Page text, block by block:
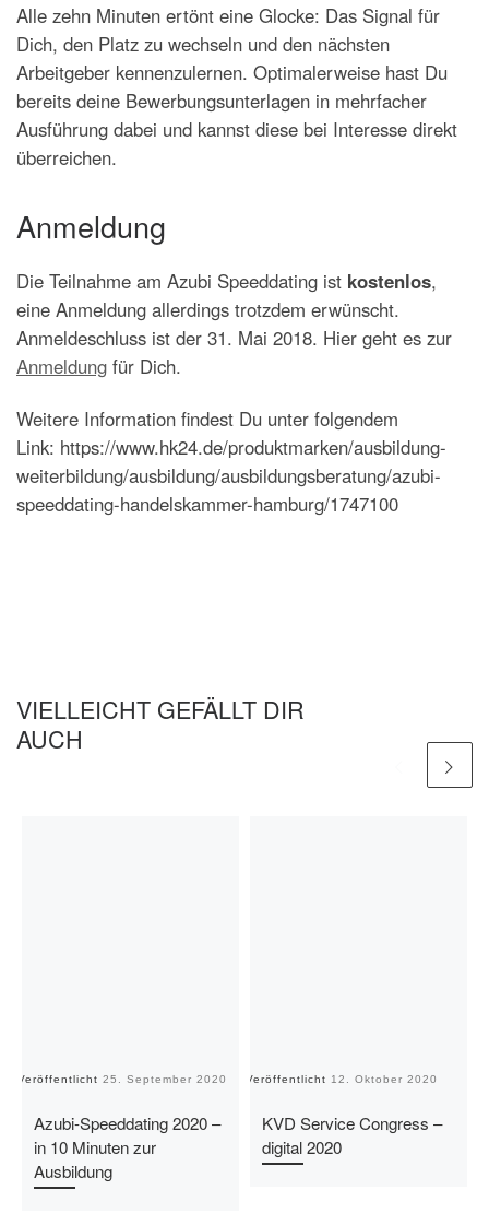
Alle zehn Minuten ertönt eine Glocke: Das Signal für
Dich, den Platz zu wechseln und den nächsten
Arbeitgeber kennenzulernen. Optimalerweise hast Du
bereits deine Bewerbungsunterlagen in mehrfacher
Ausführung dabei und kannst diese bei Interesse direkt
überreichen.
Anmeldung
Die Teilnahme am Azubi Speeddating ist kostenlos,
eine Anmeldung allerdings trotzdem erwünscht.
Anmeldeschluss ist der 31. Mai 2018. Hier geht es zur
Anmeldung für Dich.
Weitere Information findest Du unter folgendem
Link: https://www.hk24.de/produktmarken/ausbildung-
weiterbildung/ausbildung/ausbildungsberatung/azubi-
speeddating-handelskammer-hamburg/1747100
VIELLEICHT GEFÄLLT DIR
AUCH
Veröffentlicht 25. September 2020
Azubi-Speeddating 2020 –
in 10 Minuten zur
Ausbildung
Veröffentlicht 12. Oktober 2020
KVD Service Congress –
digital 2020